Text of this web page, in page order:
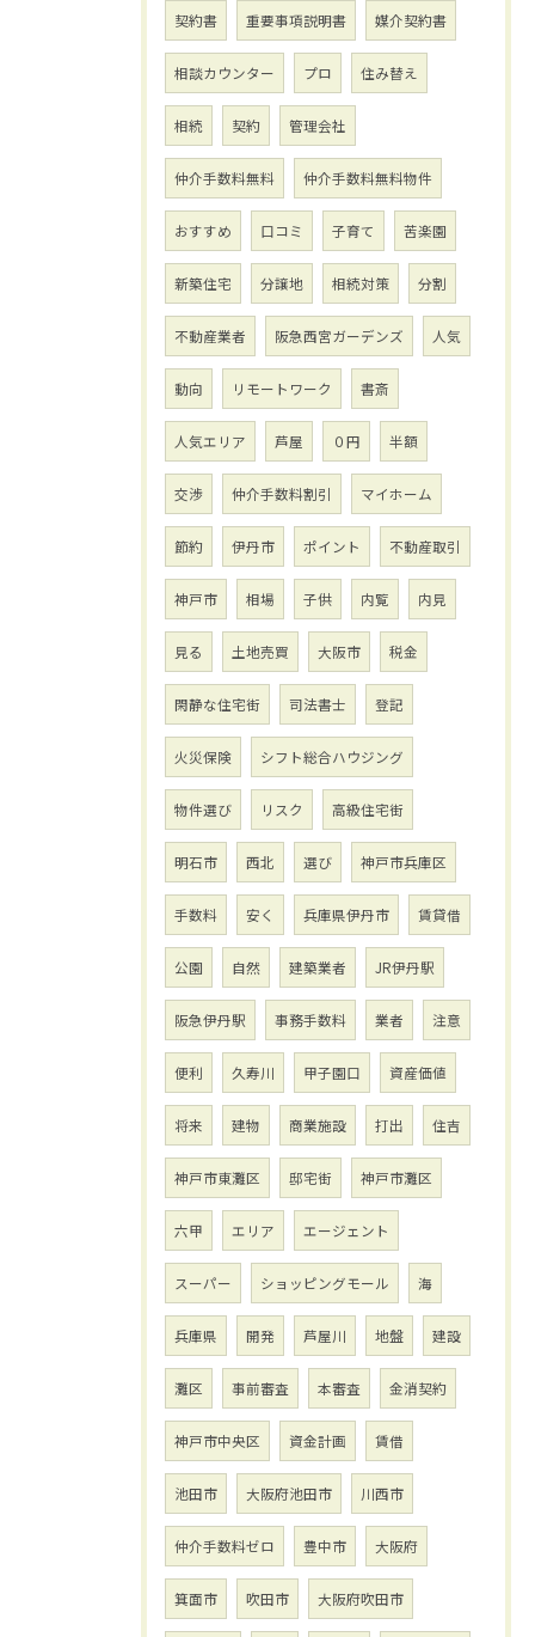
契約書 重要事項説明書 媒介契約書
相談カウンター プロ 住み替え
相続 契約 管理会社
仲介手数料無料 仲介手数料無料物件
おすすめ 口コミ 子育て 苦楽園
新築住宅 分譲地 相続対策 分割
不動産業者 阪急西宮ガーデンズ 人気
動向 リモートワーク 書斎
人気エリア 芦屋 ０円 半額
交渉 仲介手数料割引 マイホーム
節約 伊丹市 ポイント 不動産取引
神戸市 相場 子供 内覧 内見
見る 土地売買 大阪市 税金
閑静な住宅街 司法書士 登記
火災保険 シフト総合ハウジング
物件選び リスク 高級住宅街
明石市 西北 選び 神戸市兵庫区
手数料 安く 兵庫県伊丹市 賃貸借
公園 自然 建築業者 JR伊丹駅
阪急伊丹駅 事務手数料 業者 注意
便利 久寿川 甲子園口 資産価値
将来 建物 商業施設 打出 住吉
神戸市東灘区 邸宅街 神戸市灘区
六甲 エリア エージェント
スーパー ショッピングモール 海
兵庫県 開発 芦屋川 地盤 建設
灘区 事前審査 本審査 金消契約
神戸市中央区 資金計画 賃借
池田市 大阪府池田市 川西市
仲介手数料ゼロ 豊中市 大阪府
箕面市 吹田市 大阪府吹田市